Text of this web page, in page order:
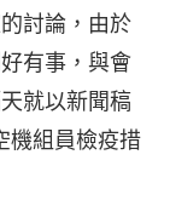
討論，由於
有事，與會
就以新聞稿
機組員檢疫措